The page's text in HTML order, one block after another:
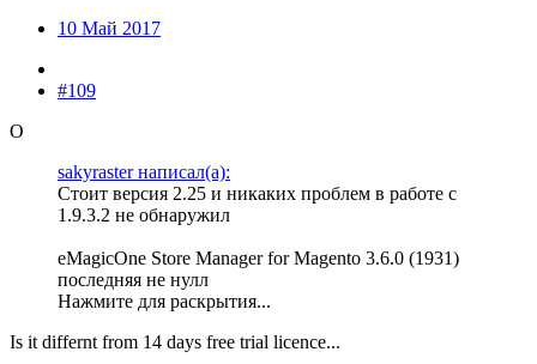
10 Май 2017
#109
O
sakyraster написал(а):
Стоит версия 2.25 и никаких проблем в работе с
1.9.3.2 не обнаружил
eMagicOne Store Manager for Magento 3.6.0 (1931)
последняя не нулл
Нажмите для раскрытия...
Is it differnt from 14 days free trial licence...